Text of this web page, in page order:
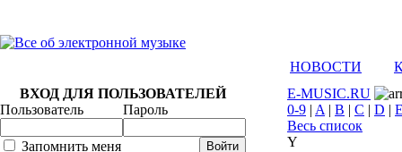
НОВОСТИ
ВХОД ДЛЯ ПОЛЬЗОВАТЕЛЕЙ
Пользователь
Пароль
Запомнить меня
E-MUSIC.RU
0-9 | A | B | C | D |
Весь список
Y